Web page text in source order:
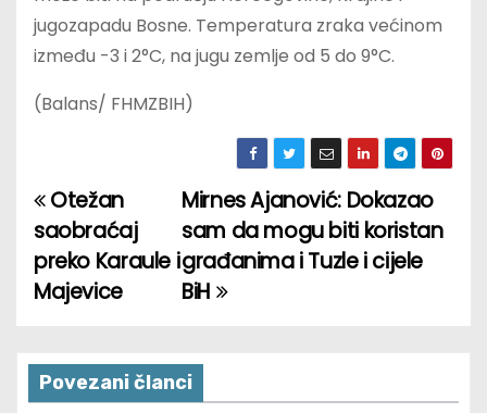
jugozapadu Bosne. Temperatura zraka većinom
između -3 i 2°C, na jugu zemlje od 5 do 9°C.
(Balans/ FHMZBIH)
P
o
s
n
Mirnes Ajanović: Dokazao
sam da mogu biti koristan
građanima i Tuzle i cijele
BiH
Otežan
saobraćaj
preko Karaule i
Majevice
Povezani članci